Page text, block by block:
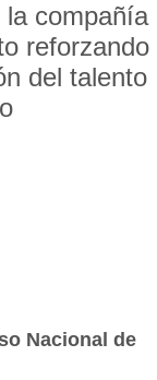
la compañía
reforzando
del talento
Nacional de